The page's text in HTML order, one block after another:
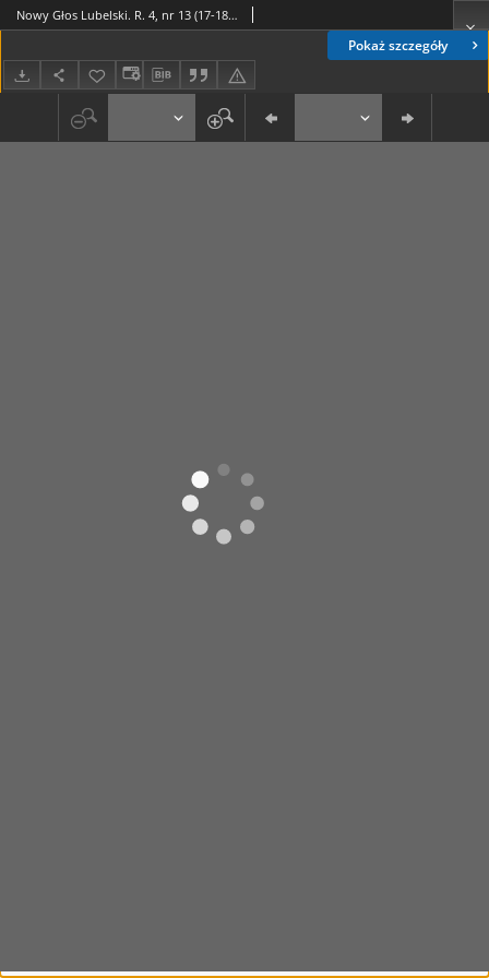
Pokaż szczegóły
Nowy Głos Lubelski. R. 4, nr 13 (17-18 stycznia 1943)